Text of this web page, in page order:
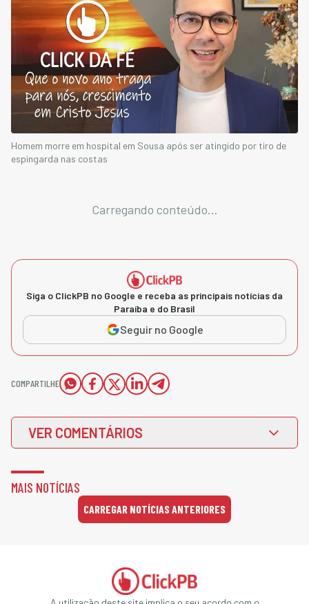
Homem morre em hospital em Sousa após ser atingido por tiro de
espingarda nas costas
Carregando conteúdo...
Siga o ClickPB no Google e receba as principais notícias da
Paraíba e do Brasil
Seguir no Google
COMPARTILHE
VER COMENTÁRIOS
MAIS NOTÍCIAS
CARREGAR NOTÍCIAS ANTERIORES